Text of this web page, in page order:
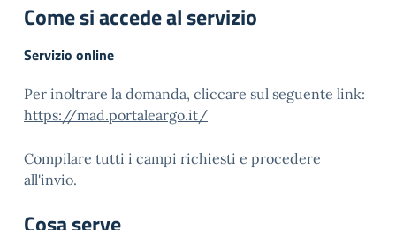
Come si accede al servizio
Servizio online
Per inoltrare la domanda, cliccare sul seguente link:
https://mad.portaleargo.it/
Compilare tutti i campi richiesti e procedere
all'invio.